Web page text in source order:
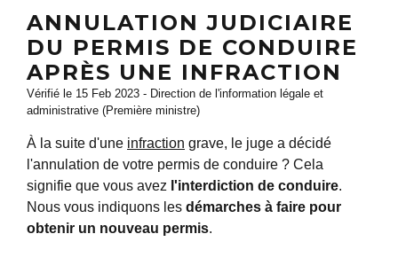
ANNULATION JUDICIAIRE
DU PERMIS DE CONDUIRE
APRÈS UNE INFRACTION
Vérifié le 15 Feb 2023 - Direction de l'information légale et
administrative (Première ministre)
À la suite d'une infraction grave, le juge a décidé
l'annulation de votre permis de conduire ? Cela
signifie que vous avez l'interdiction de conduire.
Nous vous indiquons les démarches à faire pour
obtenir un nouveau permis.